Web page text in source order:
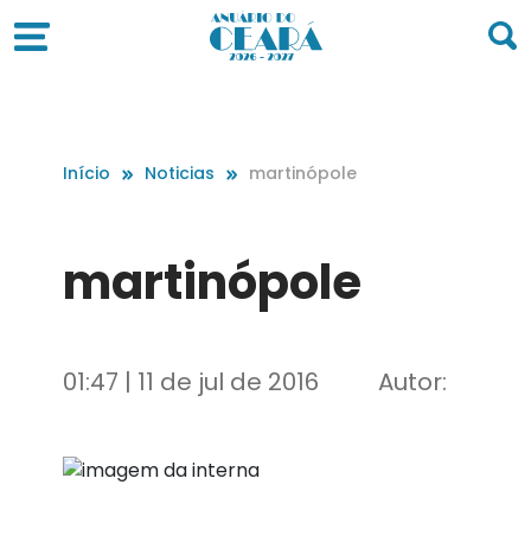
Início Noticias martinópole
martinópole
01:47 | 11 de jul de 2016 Autor: